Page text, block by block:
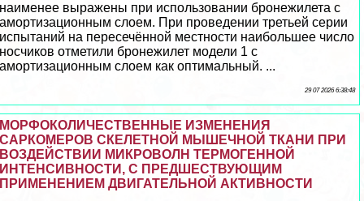
наименее выражены при использовании бронежилета с
амортизационным слоем. При проведении третьей серии
испытаний на пересечённой местности наибольшее число
носчиков отметили бронежилет модели 1 с
амортизационным слоем как оптимальный. ...
29 07 2026 6:38:48
МОРФОКОЛИЧЕСТВЕННЫЕ ИЗМЕНЕНИЯ
САРКОМЕРОВ СКЕЛЕТНОЙ МЫШЕЧНОЙ ТКАНИ ПРИ
ВОЗДЕЙСТВИИ МИКРОВОЛН ТЕРМОГЕННОЙ
ИНТЕНСИВНОСТИ, С ПРЕДШЕСТВУЮЩИМ
ПРИМЕНЕНИЕМ ДВИГАТЕЛЬНОЙ АКТИВНОСТИ